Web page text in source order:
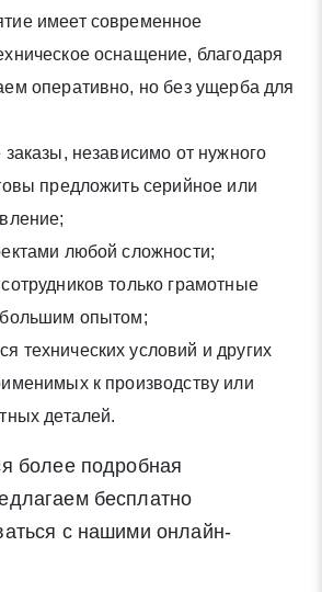
имеет современное
оснащение, благодаря
оперативно, но без ущерба для
независимо от нужного
предложить серийное или
любой сложности;
только грамотные
опытом;
технических условий и других
к производству или
деталей.
более подробная
бесплатно
с нашими онлайн-